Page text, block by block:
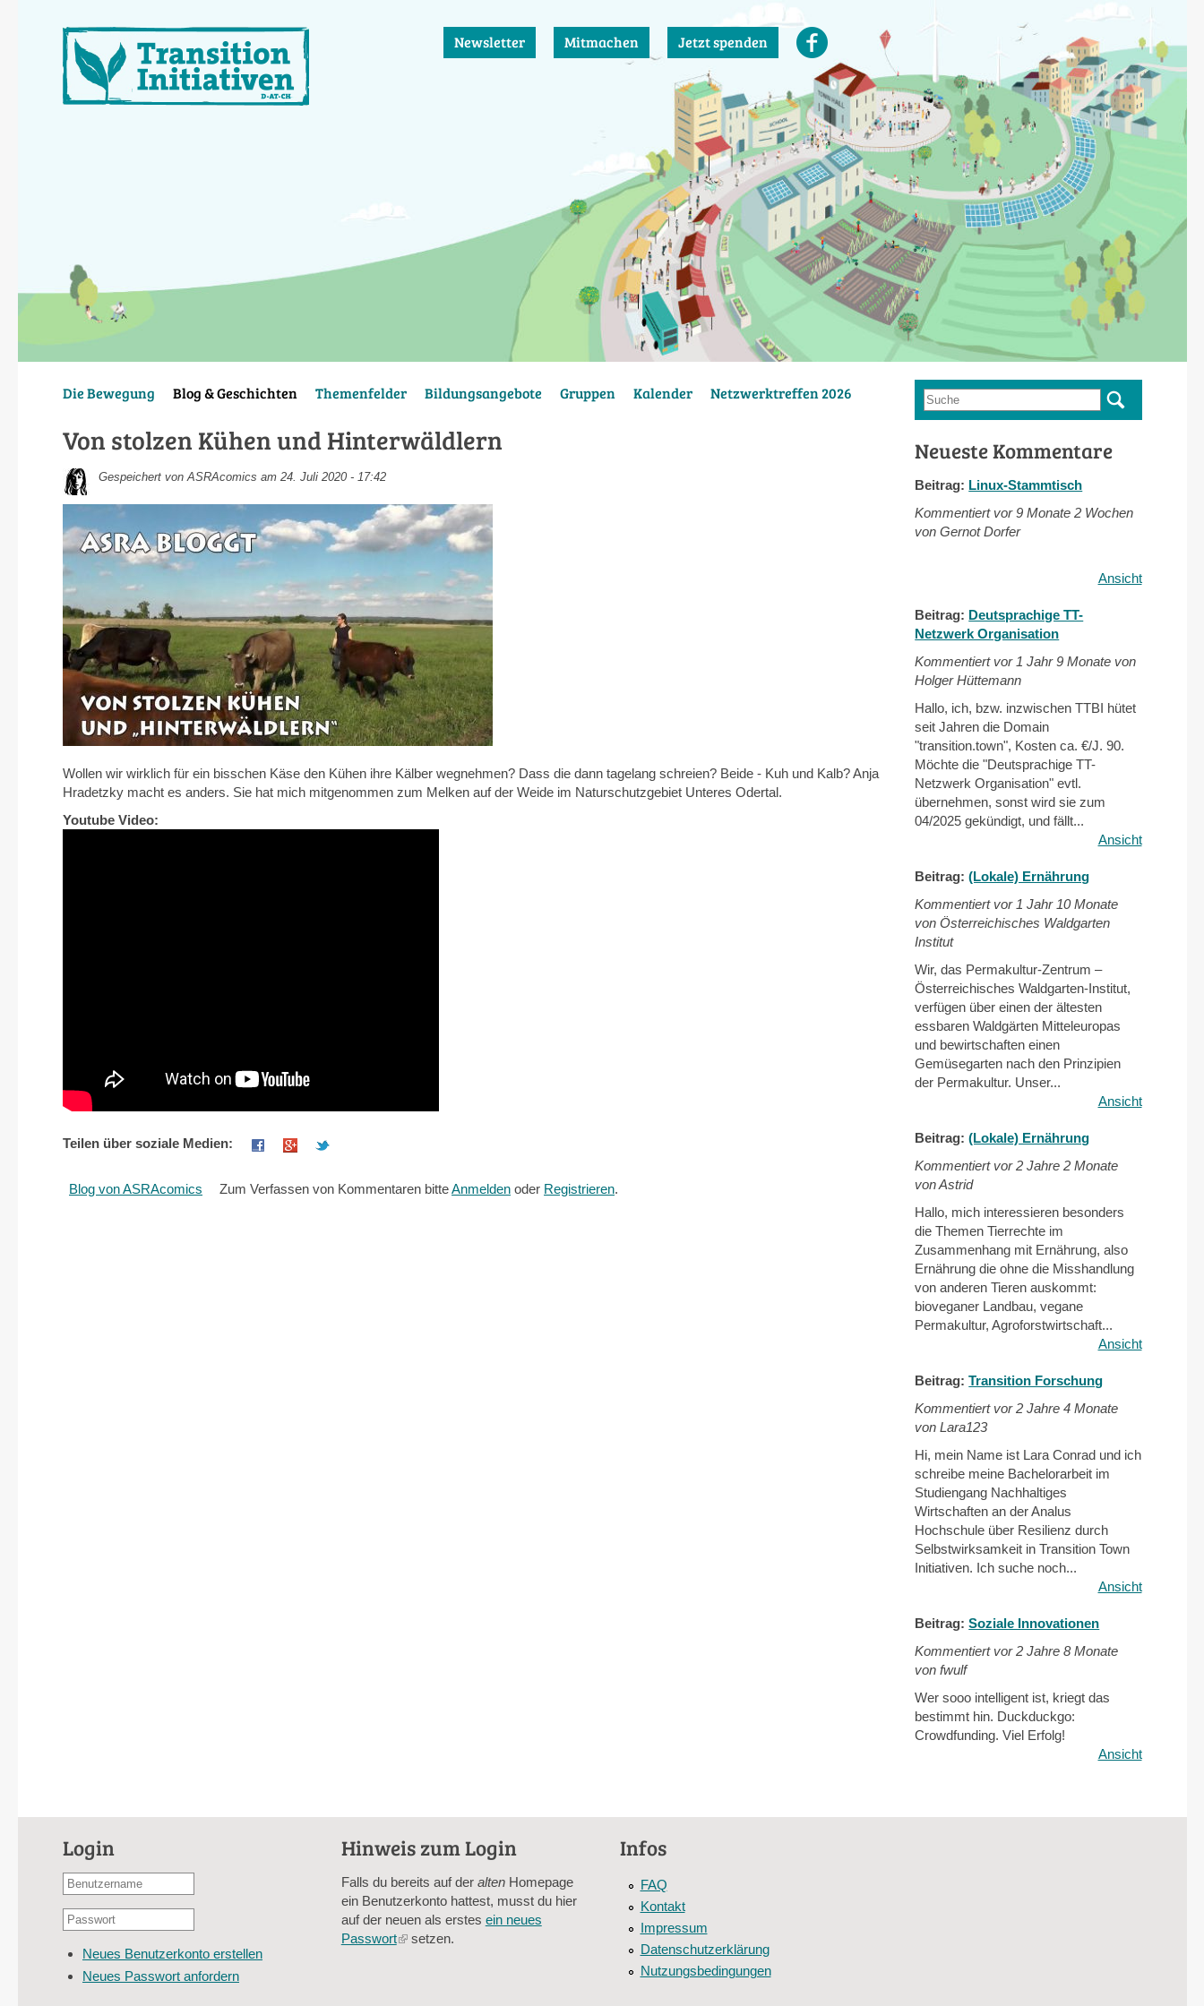
Newsletter Mitmachen Jetzt spenden
Die Bewegung Blog & Geschichten Themenfelder Bildungsangebote Gruppen Kalender Netzwerktreffen 2026
Von stolzen Kühen und Hinterwäldlern
Gespeichert vonASRAcomics am 24. Juli 2020 - 17:42
Wollen wir wirklich für ein bisschen Käse den Kühen ihre Kälber wegnehmen? Dass die dann tagelang schreien? Beide - Kuh und Kalb? Anja
Hradetzky macht es anders. Sie hat mich mitgenommen zum Melken auf der Weide im Naturschutzgebiet Unteres Odertal.
Youtube Video:
Teilen über soziale Medien:
Blog von ASRAcomics Zum Verfassen von Kommentaren bitteAnmelden oder Registrieren.
Suchformular
Suche
Neueste Kommentare
Beitrag: Linux-Stammtisch
Kommentiert vor9 Monate 2 Wochen
von Gernot Dorfer
Ansicht
Beitrag: Deutsprachige TT-
Netzwerk Organisation
Kommentiert vor 1 Jahr 9 Monate von
Holger Hüttemann
Hallo, ich, bzw. inzwischen TTBI hütet
seit Jahren die Domain
"transition.town", Kosten ca. €/J. 90.
Möchte die "Deutsprachige TT-
Netzwerk Organisation" evtl.
übernehmen, sonst wird sie zum
04/2025 gekündigt, und fällt...
Ansicht
Beitrag:(Lokale) Ernährung
Kommentiert vor 1 Jahr 10 Monate
von Österreichisches Waldgarten
Institut
Wir, das Permakultur-Zentrum –
Österreichisches Waldgarten-Institut,
verfügen über einen der ältesten
essbaren Waldgärten Mitteleuropas
und bewirtschaften einen
Gemüsegarten nach den Prinzipien
der Permakultur. Unser...
Ansicht
Beitrag:(Lokale) Ernährung
Kommentiert vor2 Jahre 2 Monate
von Astrid
Hallo, mich interessieren besonders
die Themen Tierrechte im
Zusammenhang mit Ernährung, also
Ernährung die ohne die Misshandlung
von anderen Tieren auskommt:
bioveganer Landbau, vegane
Permakultur, Agroforstwirtschaft...
Ansicht
Beitrag:Transition Forschung
Kommentiert vor2 Jahre 4 Monate
von Lara123
Hi, mein Name ist Lara Conrad und ich
schreibe meine Bachelorarbeit im
Studiengang Nachhaltiges
Wirtschaften an der Analus
Hochschule über Resilienz durch
Selbstwirksamkeit in Transition Town
Initiativen. Ich suche noch...
Ansicht
Beitrag:Soziale Innovationen
Kommentiert vor2 Jahre 8 Monate
von fwulf
Wer sooo intelligent ist, kriegt das
bestimmt hin. Duckduckgo:
Crowdfunding. Viel Erfolg!
Ansicht
Login
Benutzername
E-
Adresse
Passwort
Neues Benutzerkonto erstellen
Neues Passwort anfordern
Hinweis zum Login
Falls du bereits auf der altenHomepage
ein Benutzerkonto hattest, musst du hier
auf der neuen als erstes ein neues
Passwort(linksetzen.
Infos
FAQ
Kontakt
Impressum
Datenschutzerklärung
Nutzungsbedingungen